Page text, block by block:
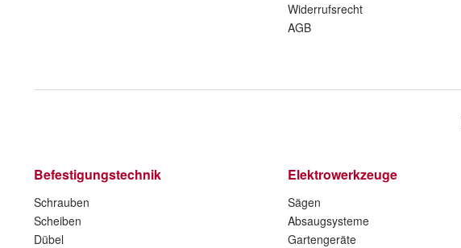
Widerrufsrecht
AGB
Befestigungstechnik
Schrauben
Scheiben
Dübel
Elektrowerkzeuge
Sägen
Absaugsysteme
Gartengeräte